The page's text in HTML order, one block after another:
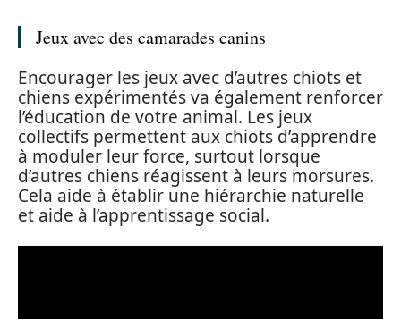
Jeux avec des camarades canins
Encourager les jeux avec d’autres chiots et
chiens expérimentés va également renforcer
l’éducation de votre animal. Les jeux
collectifs permettent aux chiots d’apprendre
à moduler leur force, surtout lorsque
d’autres chiens réagissent à leurs morsures.
Cela aide à établir une hiérarchie naturelle
et aide à l’apprentissage social.